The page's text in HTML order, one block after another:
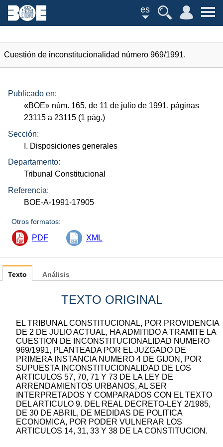
es
Cuestión de inconstitucionalidad número 969/1991.
Publicado en:
«BOE» núm. 165, de 11 de julio de 1991, páginas
23115 a 23115 (1 pág.)
Sección:
I. Disposiciones generales
Departamento:
Tribunal Constitucional
Referencia:
BOE-A-1991-17905
Otros formatos:
PDF XML
Texto
TEXTO ORIGINAL
EL TRIBUNAL CONSTITUCIONAL, POR PROVIDENCIA
DE 2 DE JULIO ACTUAL, HA ADMITIDO A TRAMITE LA
CUESTION DE INCONSTITUCIONALIDAD NUMERO
969/1991, PLANTEADA POR EL JUZGADO DE
PRIMERA INSTANCIA NUMERO 4 DE GIJON, POR
SUPUESTA INCONSTITUCIONALIDAD DE LOS
ARTICULOS 57, 70, 71 Y 73 DE LA LEY DE
ARRENDAMIENTOS URBANOS, AL SER
INTERPRETADOS Y COMPARADOS CON EL TEXTO
DEL ARTICULO 9. DEL REAL DECRETO-LEY 2/1985,
DE 30 DE ABRIL, DE MEDIDAS DE POLITICA
ECONOMICA, POR PODER VULNERAR LOS
ARTICULOS 14, 31, 33 Y 38 DE LA CONSTITUCION.
Análisis